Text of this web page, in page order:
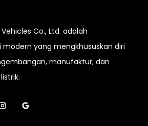
Co., Ltd. adalah
yang mengkhususkan diri
manufaktur, dan